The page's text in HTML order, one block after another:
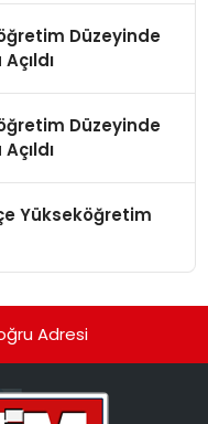
Düzeyinde
Düzeyinde
Yükseköğretim
Adresi